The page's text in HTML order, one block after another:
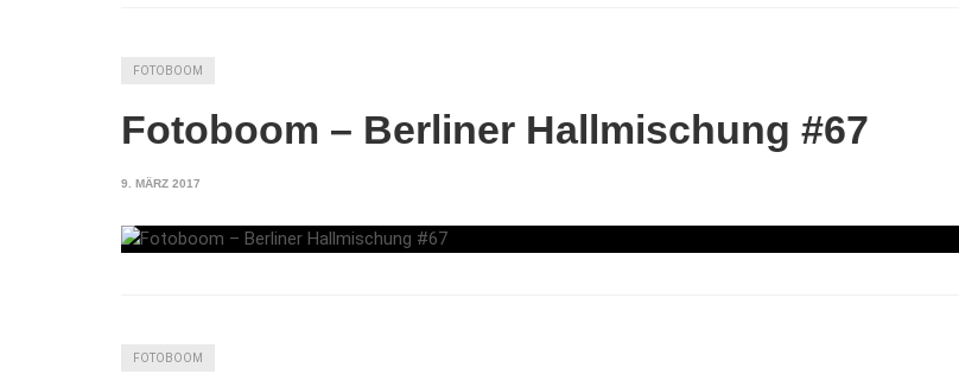
FOTOBOOM
Fotoboom – Berliner Hallmischung #67
9. MÄRZ 2017
FOTOBOOM